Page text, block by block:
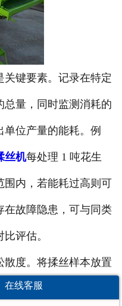
键要素。记录在特定
总量，同时监测消耗的
位产量的能耗。例
丝机每处理 1 吨花生
围内，若能耗过高则可
在故障隐患，可与同类
评估。
度。将揉丝样本放置
并与标准值对比，松
在线客服